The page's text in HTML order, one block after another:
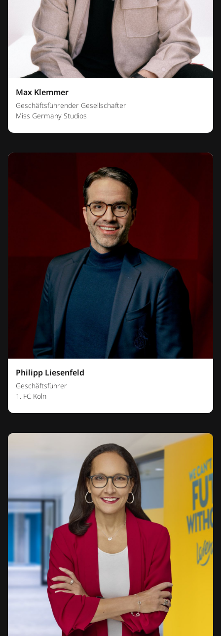
Max Klemmer
Geschäftsführender Gesellschafter
Miss Germany Studios
Philipp Liesenfeld
Geschäftsführer
1. FC Köln